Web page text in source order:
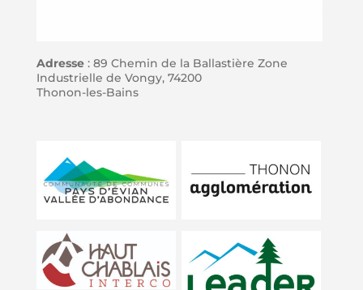
Adresse: 89 Chemin de la Ballastière Zone
Industrielle de Vongy, 74200
Thonon-les-Bains